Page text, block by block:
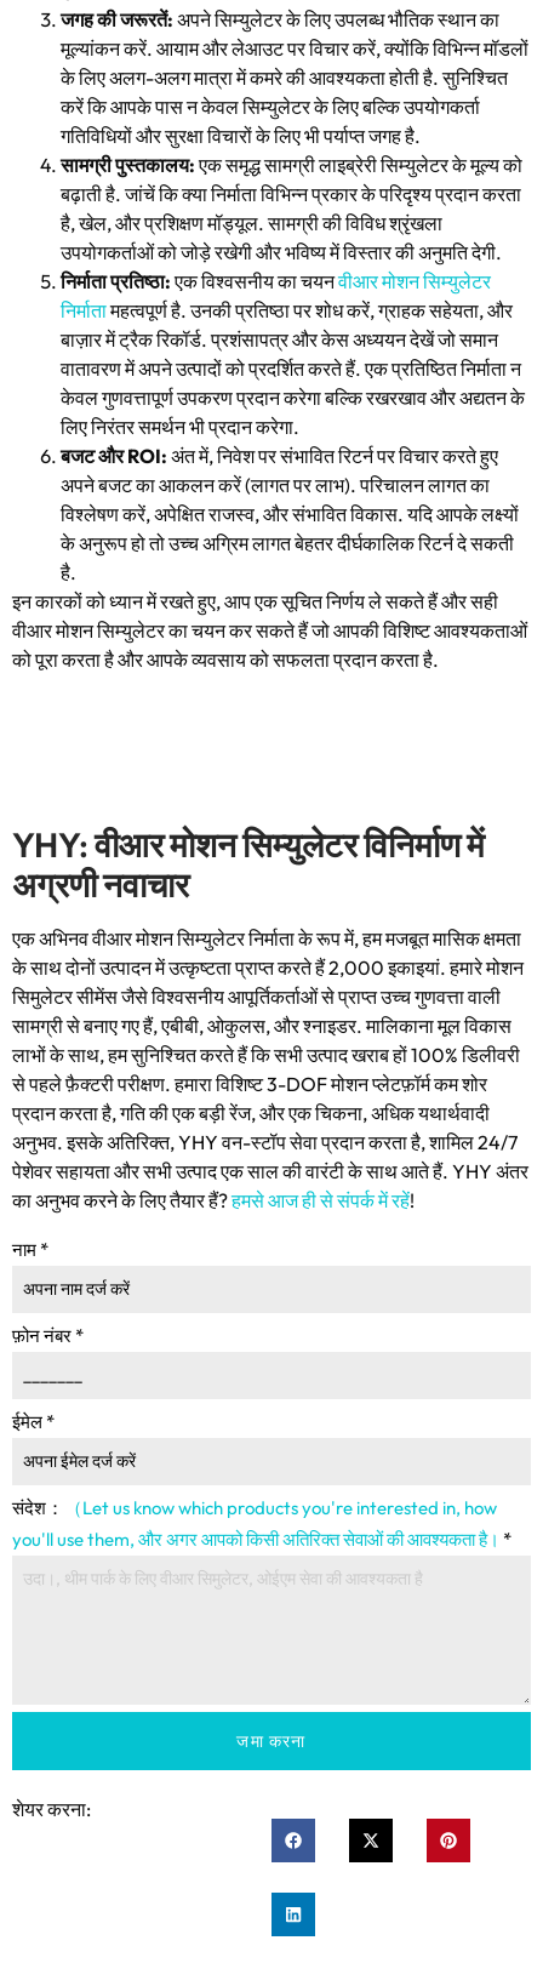
जगह की जरूरतें: अपने सिम्युलेटर के लिए उपलब्ध भौतिक स्थान का
मूल्यांकन करें. आयाम और लेआउट पर विचार करें, क्योंकि विभिन्न मॉडलों
के लिए अलग-अलग मात्रा में कमरे की आवश्यकता होती है. सुनिश्चित
करें कि आपके पास न केवल सिम्युलेटर के लिए बल्कि उपयोगकर्ता
गतिविधियों और सुरक्षा विचारों के लिए भी पर्याप्त जगह है.
सामग्री पुस्तकालय:एक समृद्ध सामग्री लाइब्रेरी सिम्युलेटर के मूल्य को
बढ़ाती है. जांचें कि क्या निर्माता विभिन्न प्रकार के परिदृश्य प्रदान करता
है, खेल, और प्रशिक्षण मॉड्यूल. सामग्री की विविध श्रृंखला
उपयोगकर्ताओं को जोड़े रखेगी और भविष्य में विस्तार की अनुमति देगी.
निर्माता प्रतिष्ठा:एक विश्वसनीय का चयनवीआर मोशन सिम्युलेटर
निर्मातामहत्वपूर्ण है. उनकी प्रतिष्ठा पर शोध करें, ग्राहक सहेयता, और
बाज़ार में ट्रैक रिकॉर्ड. प्रशंसापत्र और केस अध्ययन देखें जो समान
वातावरण में अपने उत्पादों को प्रदर्शित करते हैं. एक प्रतिष्ठित निर्माता न
केवल गुणवत्तापूर्ण उपकरण प्रदान करेगा बल्कि रखरखाव और अद्यतन के
लिए निरंतर समर्थन भी प्रदान करेगा.
बजट और ROI: अंत में, निवेश पर संभावित रिटर्न पर विचार करते हुए
अपने बजट का आकलन करें (लागत पर लाभ). परिचालन लागत का
विश्लेषण करें, अपेक्षित राजस्व, और संभावित विकास. यदि आपके लक्ष्यों
के अनुरूप हो तो उच्च अग्रिम लागत बेहतर दीर्घकालिक रिटर्न दे सकती
है.
इन कारकों को ध्यान में रखते हुए, आप एक सूचित निर्णय ले सकते हैं और सही
वीआर मोशन सिम्युलेटर का चयन कर सकते हैं जो आपकी विशिष्ट आवश्यकताओं
को पूरा करता है और आपके व्यवसाय को सफलता प्रदान करता है.
YHY: वीआर मोशन सिम्युलेटर विनिर्माण में
अग्रणी नवाचार
एक अभिनव वीआर मोशन सिम्युलेटर निर्माता के रूप में, हम मजबूत मासिक क्षमता
के साथ दोनों उत्पादन में उत्कृष्टता प्राप्त करते हैं 2,000 इकाइयां. हमारे मोशन
सिमुलेटर सीमेंस जैसे विश्वसनीय आपूर्तिकर्ताओं से प्राप्त उच्च गुणवत्ता वाली
सामग्री से बनाए गए हैं, एबीबी, ओकुलस, और श्नाइडर. मालिकाना मूल विकास
लाभों के साथ, हम सुनिश्चित करते हैं कि सभी उत्पाद खराब हों 100% डिलीवरी
से पहले फ़ैक्टरी परीक्षण. हमारा विशिष्ट 3-DOF मोशन प्लेटफ़ॉर्म कम शोर
प्रदान करता है, गति की एक बड़ी रेंज, और एक चिकना, अधिक यथार्थवादी
अनुभव. इसके अतिरिक्त, YHY वन-स्टॉप सेवा प्रदान करता है, शामिल 24/7
पेशेवर सहायता और सभी उत्पाद एक साल की वारंटी के साथ आते हैं. YHY अंतर
का अनुभव करने के लिए तैयार हैं?हमसे आज ही से संपर्क में रहें!
नाम *
फ़ोन नंबर *
ईमेल *
संदेश： （Let us know which products you're interested in, how
you'll use them, और अगर आपको किसी अतिरिक्त सेवाओं की आवश्यकता है। *
जमा करना
शेयर करना: